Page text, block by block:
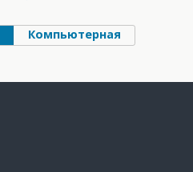
Компьютерная